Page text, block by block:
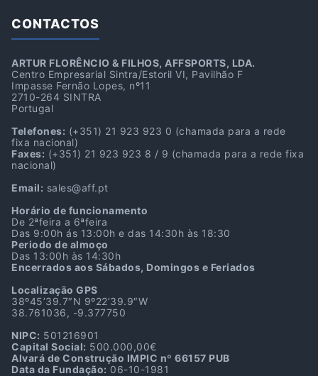
CONTACTOS
ARTUR FLORÊNCIO & FILHOS, AFFSPORTS, LDA.
Centro Empresarial Sintra/Estoril VI, Pavilhão F
Impasse Fernão Lopes, nº11
2710-264 SINTRA
Portugal
Telefones: (+351) 21 923 923 0 (chamada para a rede
fixa nacional)
Faxes: (+351) 21 923 923 8 / 9 (chamada para a rede fixa
nacional)
Email: sales@aff.pt
Horário de funcionamento
De 2ªfeira a 6ªfeira
Das 9:00h ás 13:00h e das 14:30h às 18:30
Periodo de almoço
Das 13:00h às 14:30h
Encerrados aos Sábados, Domingos e Feriados
Localização GPS
38º45’39.7″N 9º22’39.9″W
38.761036, -9.377750
NIPC: 501216901
Capital Social: 500.000,00€
Alvará de Construção IMPIC nº 66157 PUB
Data da Fundação: 06-10-1981